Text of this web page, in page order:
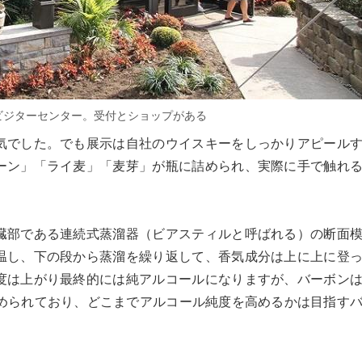
ターセンター。受付とショップがある
した。でも展示は自社のウイスキーをしっかりアピールす
」「ライ麦」「麦芽」が瓶に詰められ、実際に手で触れる
である連続式蒸溜器（ビアスティルと呼ばれる）の断面模
、下の段から蒸溜を繰り返して、香気成分は上に上に登っ
上がり最終的には純アルコールになりますが、バーボンは
れており、どこまでアルコール純度を高めるかは目指すバ